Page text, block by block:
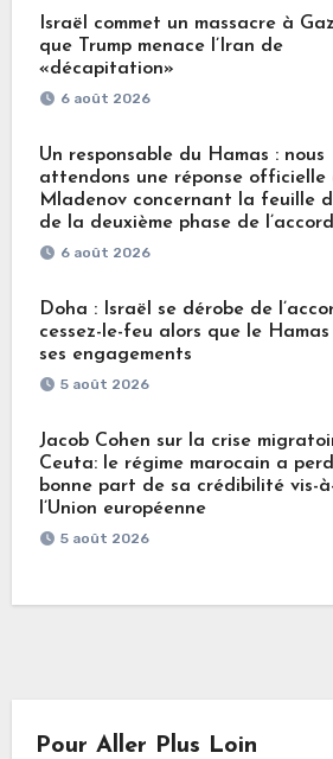
Israël commet un massacre à
que Trump menace l’Iran de
«décapitation»
6 août 2026
Un responsable du Hamas : nous
attendons une réponse officielle
Mladenov concernant la feuille
de la deuxième phase de l’accord
6 août 2026
Doha : Israël se dérobe de
cessez-le-feu alors que le
ses engagements
5 août 2026
Jacob Cohen sur la crise
Ceuta: le régime marocain a
bonne part de sa crédibilité vis-
l’Union européenne
5 août 2026
Pour Aller Plus Loin